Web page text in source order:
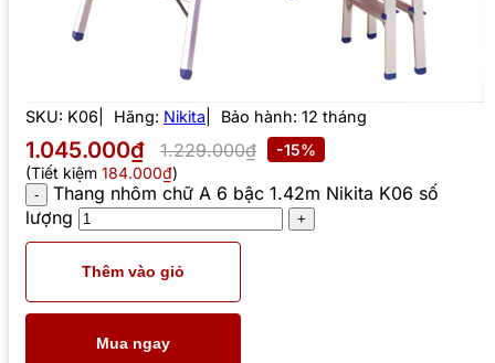
SKU: K06 Hãng: Nikita Bảo hành: 12 tháng
1.045.000₫ 1.229.000₫
-15%
(Tiết kiệm 184.000₫)
Thang nhôm chữ A 6 bậc 1.42m Nikita K06 số
lượng
Thêm vào giỏ
Mua ngay